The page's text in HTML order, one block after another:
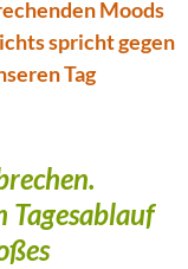
Moods
spricht gegen
Tag
Tagesablauf